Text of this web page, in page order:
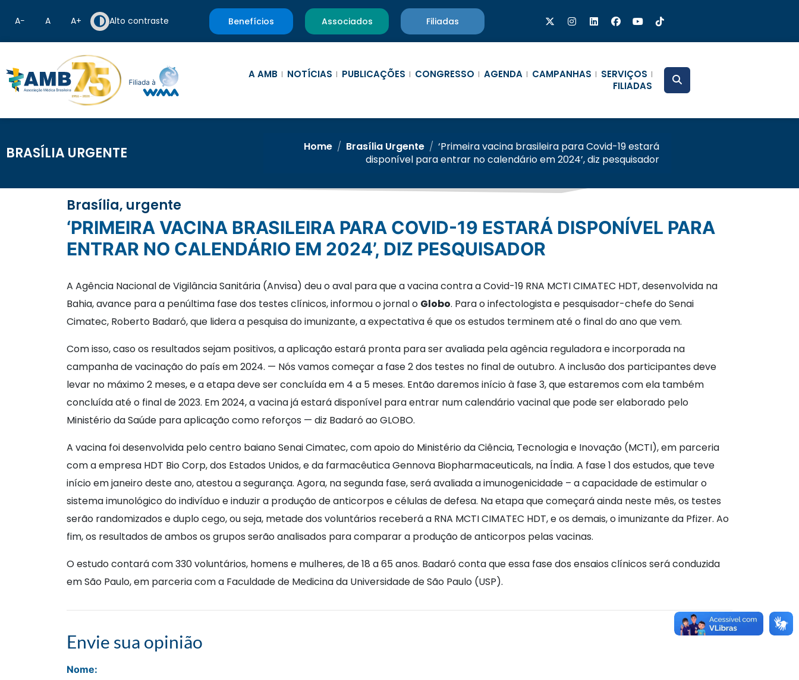
A− A A+ Alto contraste Benefícios Associados Filiadas
A AMB NOTÍCIAS PUBLICAÇÕES CONGRESSO AGENDA CAMPANHAS
SERVIÇOS
FILIADAS
BRASÍLIA URGENTE Home / Brasília Urgente / ‘Primeira vacina brasileira para Covid-19 estará
disponível para entrar no calendário em 2024’, diz pesquisador
Brasília, urgente
‘PRIMEIRA VACINA BRASILEIRA PARA COVID-19 ESTARÁ DISPONÍVEL PARA
ENTRAR NO CALENDÁRIO EM 2024’, DIZ PESQUISADOR
A Agência Nacional de Vigilância Sanitária (Anvisa) deu o aval para que a vacina contra a Covid-19 RNA MCTI CIMATEC HDT, desenvolvida na
Bahia, avance para a penúltima fase dos testes clínicos, informou o jornal o Globo. Para o infectologista e pesquisador-chefe do Senai
Cimatec, Roberto Badaró, que lidera a pesquisa do imunizante, a expectativa é que os estudos terminem até o final do ano que vem.
Com isso, caso os resultados sejam positivos, a aplicação estará pronta para ser avaliada pela agência reguladora e incorporada na
campanha de vacinação do país em 2024. — Nós vamos começar a fase 2 dos testes no final de outubro. A inclusão dos participantes deve
levar no máximo 2 meses, e a etapa deve ser concluída em 4 a 5 meses. Então daremos início à fase 3, que estaremos com ela também
concluída até o final de 2023. Em 2024, a vacina já estará disponível para entrar num calendário vacinal que pode ser elaborado pelo
Ministério da Saúde para aplicação como reforços — diz Badaró ao GLOBO.
A vacina foi desenvolvida pelo centro baiano Senai Cimatec, com apoio do Ministério da Ciência, Tecnologia e Inovação (MCTI), em parceria
com a empresa HDT Bio Corp, dos Estados Unidos, e da farmacêutica Gennova Biopharmaceuticals, na Índia. A fase 1 dos estudos, que teve
início em janeiro deste ano, atestou a segurança. Agora, na segunda fase, será avaliada a imunogenicidade – a capacidade de estimular o
sistema imunológico do indivíduo e induzir a produção de anticorpos e células de defesa. Na etapa que começará ainda neste mês, os testes
serão randomizados e duplo cego, ou seja, metade dos voluntários receberá a RNA MCTI CIMATEC HDT, e os demais, o imunizante da Pfizer. Ao
fim, os resultados de ambos os grupos serão analisados para comparar a produção de anticorpos pelas vacinas.
O estudo contará com 330 voluntários, homens e mulheres, de 18 a 65 anos. Badaró conta que essa fase dos ensaios clínicos será conduzida
em São Paulo, em parceria com a Faculdade de Medicina da Universidade de São Paulo (USP).
Envie sua opinião
Nome: